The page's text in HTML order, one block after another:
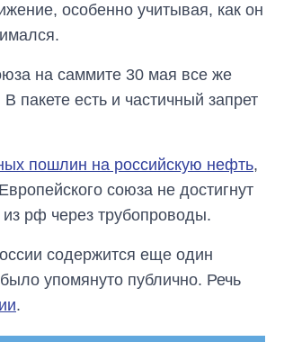
особенно учитывая, как он
на саммите 30 мая все же
В пакете есть и частичный запрет
пошлин на российскую нефть,
союза не достигнут
рф через трубопроводы.
содержится еще один
упомянуто публично. Речь
.